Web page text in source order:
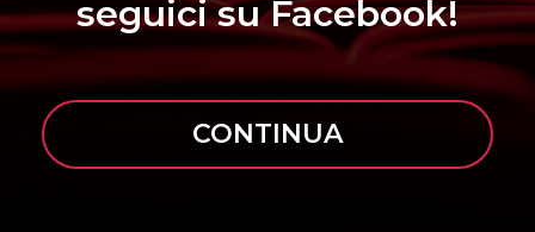
seguici su Facebook!
CONTINUA